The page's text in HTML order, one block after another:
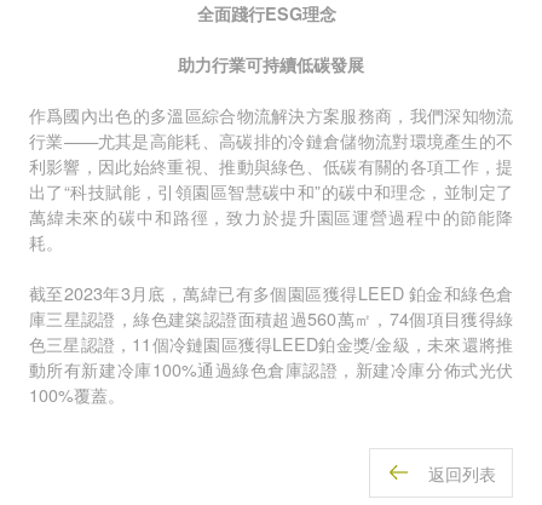
全面踐行ESG理念
助力行業可持續低碳發展
作爲國內出色的多溫區綜合物流解決方案服務商，我們深知物流
行業——尤其是高能耗、高碳排的冷鏈倉儲物流對環境產生的不
利影響，因此始終重視、推動與綠色、低碳有關的各項工作，提
出了“科技賦能，引領園區智慧碳中和”的碳中和理念，並制定了
萬緯未來的碳中和路徑，致力於提升園區運營過程中的節能降
耗。
截至2023年3月底，萬緯已有多個園區獲得LEED 鉑金和綠色倉
庫三星認證，綠色建築認證面積超過560萬㎡，74個項目獲得綠
色三星認證，11個冷鏈園區獲得LEED鉑金獎/金級，未來還將推
動所有新建冷庫100%通過綠色倉庫認證，新建冷庫分佈式光伏
100%覆蓋。
返回列表